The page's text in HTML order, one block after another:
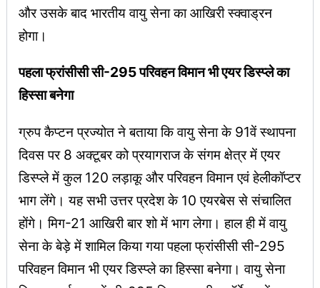
और उसके बाद भारतीय वायु सेना का आखिरी स्क्वाड्रन
होगा।
पहला फ्रांसीसी सी-295 परिवहन विमान भी एयर डिस्प्ले का
हिस्सा बनेगा
ग्रुप कैप्टन प्रज्योत ने बताया कि वायु सेना के 91वें स्थापना
दिवस पर 8 अक्टूबर को प्रयागराज के संगम क्षेत्र में एयर
डिस्प्ले में कुल 120 लड़ाकू और परिवहन विमान एवं हेलीकॉप्टर
भाग लेंगे। यह सभी उत्तर प्रदेश के 10 एयरबेस से संचालित
होंगे। मिग-21 आखिरी बार शो में भाग लेगा। हाल ही में वायु
सेना के बेड़े में शामिल किया गया पहला फ्रांसीसी सी-295
परिवहन विमान भी एयर डिस्प्ले का हिस्सा बनेगा। वायु सेना